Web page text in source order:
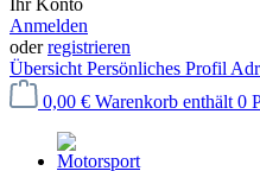
Ihr Konto
Anmelden
oderregistrieren
Übersicht Persönliches Profil
0,00 € Warenkorb enthält 0